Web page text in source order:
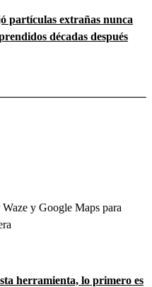
partículas extrañas nunca
décadas después
y Google Maps para
herramienta, lo primero es